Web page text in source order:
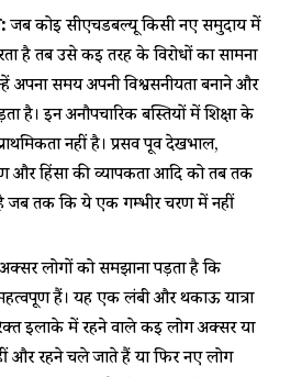
जब कोई सीएचडबल्यू किसी नए समुदाय में
है तब उसे कई तरह के विरोधों का सामना
अपना समय अपनी विश्वसनीयता बनाने और
है। इन अनौपचारिक बस्तियों में शिक्षा के
नहीं है। प्रसव पूर्व देखभाल,
और हिंसा की व्यापकता आदि को तब तक
है जब तक कि ये एक गम्भीर चरण में नहीं
लोगों को समझाना पड़ता है कि
हैं। यह एक लंबी और थकाऊ यात्रा
इलाके में रहने वाले कई लोग अक्सर या
और रहने चले जाते हैं या फिर नए लोग